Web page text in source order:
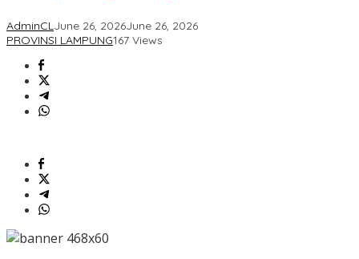
AdminCLJune 26, 2026June 26, 2026
PROVINSI LAMPUNG167 Views